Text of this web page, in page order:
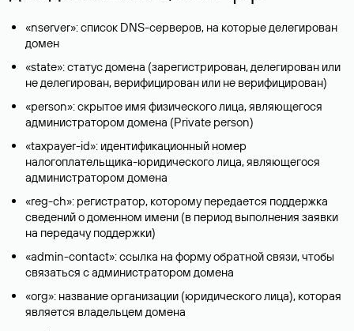
«nserver»: список DNS-серверов, на которые делегирован
домен
«state»: статус домена (зарегистрирован, делегирован или
не делегирован, верифицирован или не верифицирован)
«person»: скрытое имя физического лица, являющегося
администратором домена (Privatе person)
«taxpayer-id»: идентификационный номер
налогоплательщика-юридического лица, являющегося
администратором домена
«reg-ch»: регистратор, которому передается поддержка
сведений о доменном имени (в период выполнения заявки
на передачу поддержки)
«admin-contact»: ссылка на форму обратной связи, чтобы
связаться с администратором домена
«org»: название организации (юридического лица), которая
является владельцем домена